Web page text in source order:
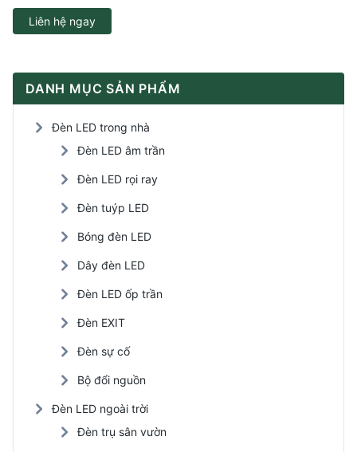
Liên hệ ngay
DANH MỤC SẢN PHẨM
Đèn LED trong nhà
Đèn LED âm trần
Đèn LED rọi ray
Đèn tuýp LED
Bóng đèn LED
Dây đèn LED
Đèn LED ốp trần
Đèn EXIT
Đèn sự cố
Bộ đổi nguồn
Đèn LED ngoài trời
Đèn trụ sân vườn